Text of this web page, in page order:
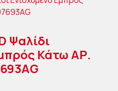
Ψαλίδι
Κάτω ΑΡ.